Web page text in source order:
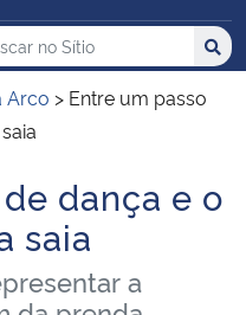
no no Sítio
Arco > Entre um passo
dança e o
saia
a